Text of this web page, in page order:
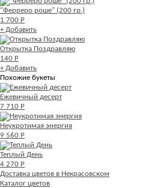
"Ферреро роше" (200 гр.)
1 700 Р
+ Добавить
Открытка Поздравляю
140 Р
+ Добавить
Похожие букеты
Ежевичный десерт
7 710 Р
Неукротимая энергия
9 560 Р
Теплый День
4 270 Р
Доставка цветов в Некрасовском
Каталог цветов